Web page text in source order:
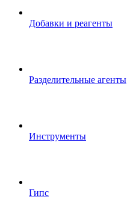
Добавки и реагенты
Разделительные агенты
Инструменты
Гипс